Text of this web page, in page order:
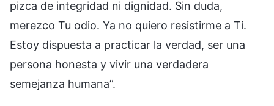
pizca de integridad ni dignidad. Sin duda,
merezco Tu odio. Ya no quiero resistirme a Ti.
Estoy dispuesta a practicar la verdad, ser una
persona honesta y vivir una verdadera
semejanza humana”.